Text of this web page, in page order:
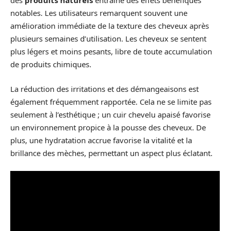
notables. Les utilisateurs remarquent souvent une
amélioration immédiate de la texture des cheveux après
plusieurs semaines d’utilisation. Les cheveux se sentent
plus légers et moins pesants, libre de toute accumulation
de produits chimiques.
La réduction des irritations et des démangeaisons est
également fréquemment rapportée. Cela ne se limite pas
seulement à l’esthétique ; un cuir chevelu apaisé favorise
un environnement propice à la pousse des cheveux. De
plus, une hydratation accrue favorise la vitalité et la
brillance des mèches, permettant un aspect plus éclatant.